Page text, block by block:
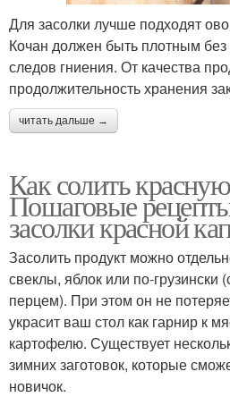
Для засолки лучше подходят
Кочан должен быть плотным
следов гниения. От качества
продолжительность хранения
читать дальше →
Как солить
Пошаговые
засолки красной
Засолить продукт можно
свеклы, яблок или по-грузински
перцем). При этом он не
украсит ваш стол как гарнир к
картофелю. Существует
зимних заготовок, которые
новичок.